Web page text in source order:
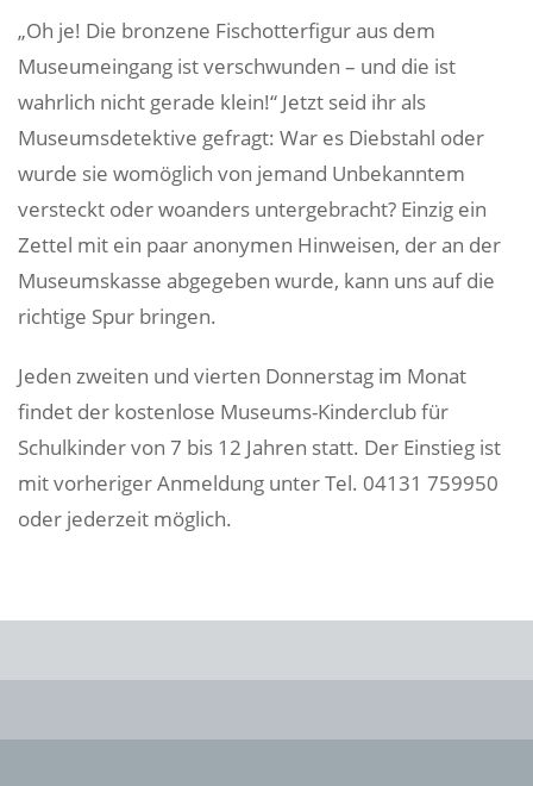
„Oh je! Die bronzene Fischotterfigur aus dem
Museumeingang ist verschwunden – und die ist
wahrlich nicht gerade klein!“ Jetzt seid ihr als
Museumsdetektive gefragt: War es Diebstahl oder
wurde sie womöglich von jemand Unbekanntem
versteckt oder woanders untergebracht? Einzig ein
Zettel mit ein paar anonymen Hinweisen, der an der
Museumskasse abgegeben wurde, kann uns auf die
richtige Spur bringen.
Jeden zweiten und vierten Donnerstag im Monat
findet der kostenlose Museums-Kinderclub für
Schulkinder von 7 bis 12 Jahren statt. Der Einstieg ist
mit vorheriger Anmeldung unter Tel. 04131 759950
oder jederzeit möglich.